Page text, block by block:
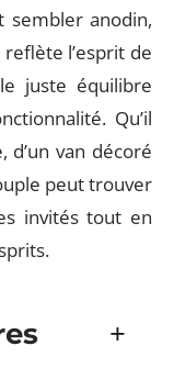
sembler anodin,
l’esprit de
juste équilibre
Qu’il
d’un van décoré
peut trouver
invités tout en